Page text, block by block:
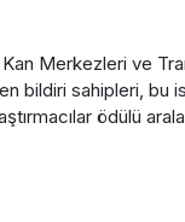
Merkezleri ve
bildiri sahipleri, bu
ödülü